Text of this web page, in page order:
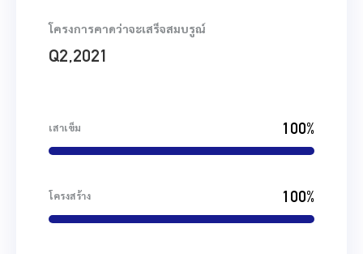
โครงการคาดว่าจะเสร็จสมบรูณ์
Q2,2021
เสาเข็ม 100%
โครงสร้าง 100%